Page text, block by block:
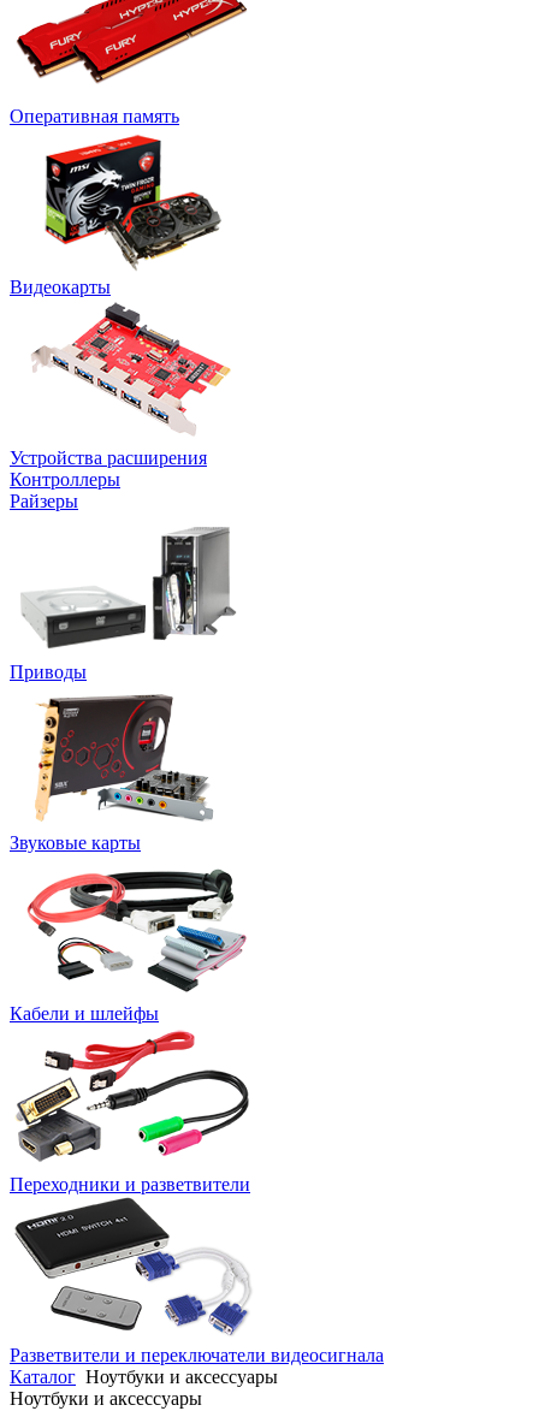
Оперативная память
Видеокарты
Устройства расширения
Контроллеры
Райзеры
Приводы
Звуковые карты
Кабели и шлейфы
Переходники и разветвители
Разветвители и переключатели видеосигнала
Каталог Ноутбуки и аксессуары
Ноутбуки и аксессуары